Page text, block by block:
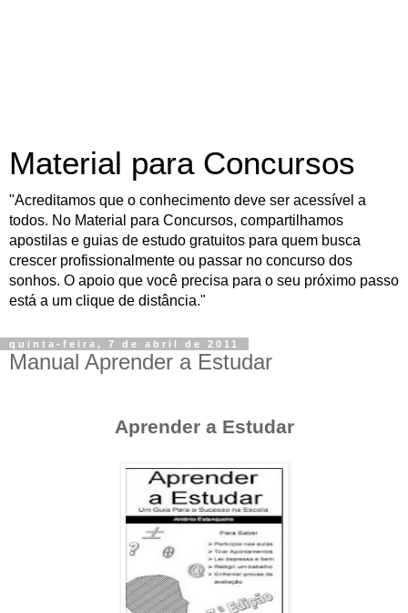
Material para Concursos
"Acreditamos que o conhecimento deve ser acessível a
todos. No Material para Concursos, compartilhamos
apostilas e guias de estudo gratuitos para quem busca
crescer profissionalmente ou passar no concurso dos
sonhos. O apoio que você precisa para o seu próximo passo
está a um clique de distância."
quinta-feira, 7 de abril de 2011
Manual Aprender a Estudar
Aprender a Estudar